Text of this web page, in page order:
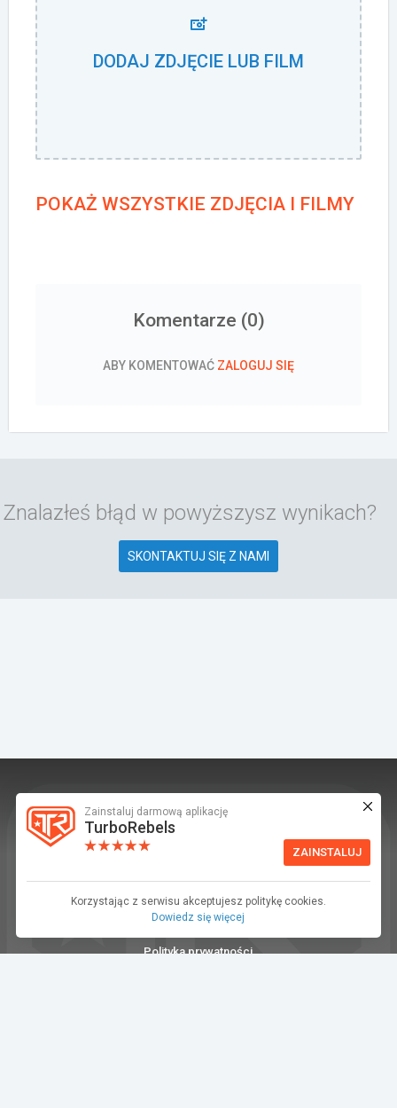
Zainstaluj darmową aplikację
TurboRebels
ZAINSTALUJ
Korzystając z serwisu akceptujesz politykę cookies.
Dowiedz się więcej
DODAJ ZDJĘCIE LUB FILM
POKAŻ WSZYSTKIE ZDJĘCIA I FILMY
Komentarze (0)
ABY KOMENTOWAĆ ZALOGUJ SIĘ
Znalazłeś błąd w powyższysz wynikach?
SKONTAKTUJ SIĘ Z NAMI
TurboRebels to platforma społecznościowa i
aplikacja mobilna dla fanów motoryzacji.
Regulamin
Polityka prywatności